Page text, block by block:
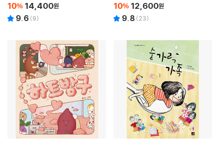
10% 14,400원
9.6 (9)
10% 12,600원
9.8 (23)